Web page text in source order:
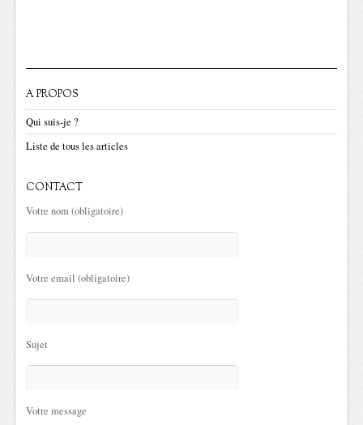
A PROPOS
Qui suis-je ?
Liste de tous les articles
CONTACT
Votre nom (obligatoire)
Votre email (obligatoire)
Sujet
Votre message